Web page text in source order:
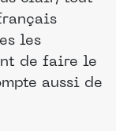
les
de faire le
aussi de